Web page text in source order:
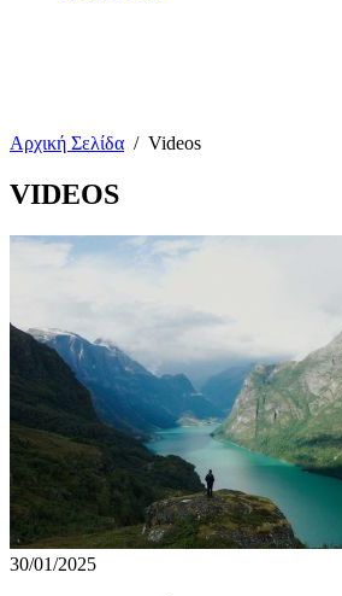
Αρχική Σελίδα / Videos
VIDEOS
30/01/2025